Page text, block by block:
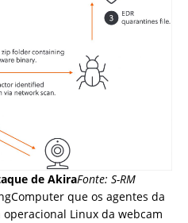
de AkiraFonte: S-RM
que os agentes da
Linux da webcam